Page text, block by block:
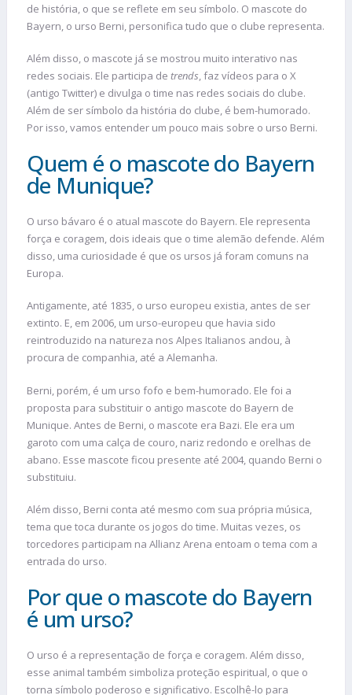
de história, o que se reflete em seu símbolo. O mascote do
Bayern, o urso Berni, personifica tudo que o clube representa.
Além disso, o mascote já se mostrou muito interativo nas
redes sociais. Ele participa de trends, faz vídeos para o X
(antigo Twitter) e divulga o time nas redes sociais do clube.
Além de ser símbolo da história do clube, é bem-humorado.
Por isso, vamos entender um pouco mais sobre o urso Berni.
Quem é o mascote do Bayern
de Munique?
O urso bávaro é o atual mascote do Bayern. Ele representa
força e coragem, dois ideais que o time alemão defende. Além
disso, uma curiosidade é que os ursos já foram comuns na
Europa.
Antigamente, até 1835, o urso europeu existia, antes de ser
extinto. E, em 2006, um urso-europeu que havia sido
reintroduzido na natureza nos Alpes Italianos andou, à
procura de companhia, até a Alemanha.
Berni, porém, é um urso fofo e bem-humorado. Ele foi a
proposta para substituir o antigo mascote do Bayern de
Munique. Antes de Berni, o mascote era Bazi. Ele era um
garoto com uma calça de couro, nariz redondo e orelhas de
abano. Esse mascote ficou presente até 2004, quando Berni o
substituiu.
Além disso, Berni conta até mesmo com sua própria música,
tema que toca durante os jogos do time. Muitas vezes, os
torcedores participam na Allianz Arena entoam o tema com a
entrada do urso.
Por que o mascote do Bayern
é um urso?
O urso é a representação de força e coragem. Além disso,
esse animal também simboliza proteção espiritual, o que o
torna símbolo poderoso e significativo. Escolhê-lo para